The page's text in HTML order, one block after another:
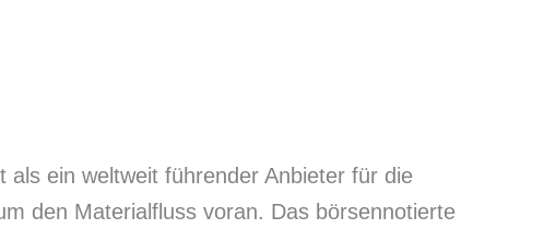
ein weltweit führender Anbieter für die
den Materialfluss voran. Das börsennotierte